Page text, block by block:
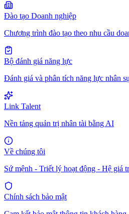
Đào tạo Doanh nghiệp
Chương trình đào tạo theo nhu cầu
Bộ đánh giá năng lực
Đánh giá và phân tích năng lực nhân
Link Talent
Nền tảng quản trị nhân tài bằng AI
Về chúng tôi
Sứ mệnh - Triết lý hoạt động - Hệ giá
Chính sách bảo mật